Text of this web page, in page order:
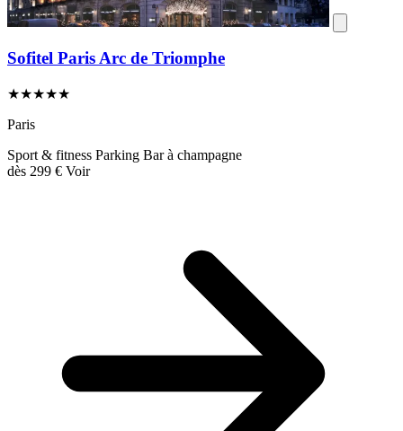
Sofitel Paris Arc de Triomphe
★★★★★
Paris
Sport & fitness Parking Bar à champagne
dès 299 € Voir